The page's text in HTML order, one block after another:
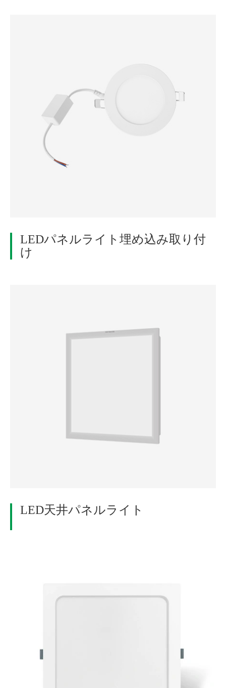
LEDパネルライト埋め込み取り付
け
LED天井パネルライト